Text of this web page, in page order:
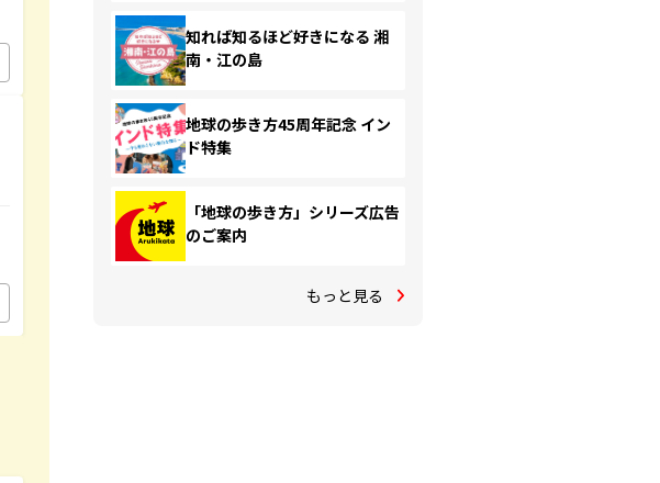
知れば知るほど好きになる 湘
南・江の島
地球の歩き方45周年記念 イン
ド特集
「地球の歩き方」シリーズ広告
のご案内
もっと見る